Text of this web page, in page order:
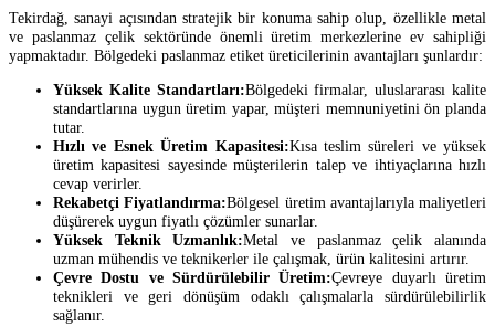
Tekirdağ, sanayi açısından stratejik bir konuma sahip olup, özellikle metal
ve paslanmaz çelik sektöründe önemli üretim merkezlerine ev sahipliği
yapmaktadır. Bölgedeki paslanmaz etiket üreticilerinin avantajları şunlardır:
Yüksek Kalite Standartları:Bölgedeki firmalar, uluslararası kalite
standartlarına uygun üretim yapar, müşteri memnuniyetini ön planda
tutar.
Hızlı ve Esnek Üretim Kapasitesi:Kısa teslim süreleri ve yüksek
üretim kapasitesi sayesinde müşterilerin talep ve ihtiyaçlarına hızlı
cevap verirler.
Rekabetçi Fiyatlandırma:Bölgesel üretim avantajlarıyla maliyetleri
düşürerek uygun fiyatlı çözümler sunarlar.
Yüksek Teknik Uzmanlık:Metal ve paslanmaz çelik alanında
uzman mühendis ve teknikerler ile çalışmak, ürün kalitesini artırır.
Çevre Dostu ve Sürdürülebilir Üretim:Çevreye duyarlı üretim
teknikleri ve geri dönüşüm odaklı çalışmalarla sürdürülebilirlik
sağlanır.